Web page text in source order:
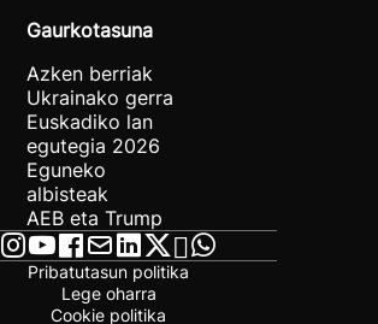
Gaurkotasuna
Azken berriak
Ukrainako gerra
Euskadiko lan
egutegia 2026
Eguneko
albisteak
AEB eta Trump
Pribatutasun politika
Lege oharra
Cookie politika